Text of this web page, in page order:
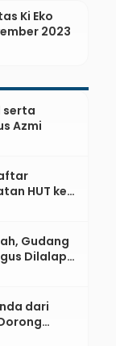
Ki Eko
2023
serta
Azmi
HUT ke-
Kabupaten
Gudang
Dilalap
dari
dan